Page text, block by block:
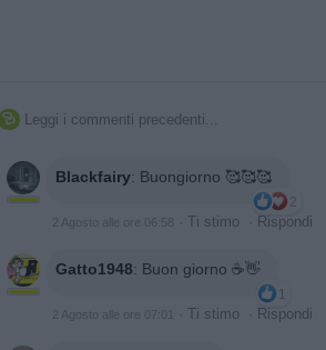
 Leggi i commenti precedenti...
Blackfairy: Buongiorno 🥰🥰🥰
2
2 Agosto alle ore 06:58 Ti stimo Rispondi
Gatto1948: Buon giorno ☕👋
1
2 Agosto alle ore 07:01 Ti stimo Rispondi